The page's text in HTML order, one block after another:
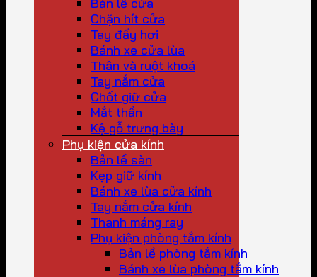
Chặn hít cửa
Tay đẩy hơi
Bánh xe cửa lùa
Thân và ruột khoá
Tay nắm cửa
Chốt giữ cửa
Mắt thần
Kệ gỗ trưng bày
Phụ kiện cửa kính
Bản lề sàn
Kẹp giữ kính
Bánh xe lùa cửa kính
Tay nắm cửa kính
Thanh máng ray
Phụ kiện phòng tắm kính
Bản lề phòng tắm kính
Bánh xe lùa phòng tắm kính